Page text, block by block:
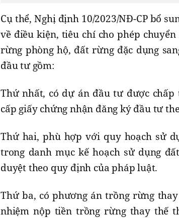
Cụ thể, Nghị định 10/2023/NĐ-CP bổ
về điều kiện, tiêu chí cho phép
rừng phòng hộ, đất rừng đặc dụng
đầu tư gồm:
Thứ nhất, có dự án đầu tư được
cấp giấy chứng nhận đăng ký đầu tư
Thứ hai, phù hợp với quy hoạch sử
trong danh mục kế hoạch sử dụng
duyệt theo quy định của pháp luật.
Thứ ba, có phương án trồng rừng
nhiệm nộp tiền trồng rừng thay thế